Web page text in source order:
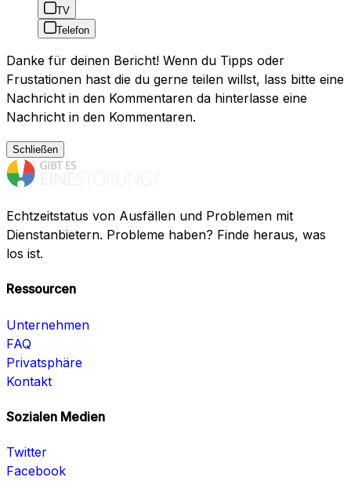
TV
Telefon
Danke für deinen Bericht! Wenn du Tipps oder
Frustationen hast die du gerne teilen willst, lass bitte eine
Nachricht in den Kommentaren da hinterlasse eine
Nachricht in den Kommentaren.
Schließen
Echtzeitstatus von Ausfällen und Problemen mit
Dienstanbietern. Probleme haben? Finde heraus, was
los ist.
Ressourcen
Unternehmen
FAQ
Privatsphäre
Kontakt
Sozialen Medien
Twitter
Facebook